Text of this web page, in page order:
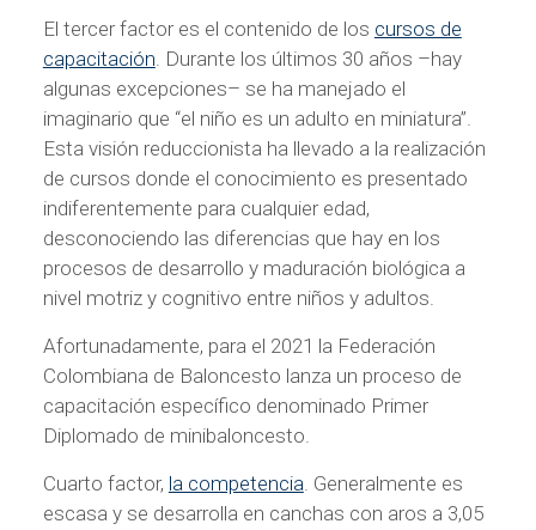
El tercer factor es el contenido de los cursos de
capacitación . Durante los últimos 30 años –hay
algunas excepciones– se ha manejado el
imaginario que “el niño es un adulto en miniatura”.
Esta visión reduccionista ha llevado a la realización
de cursos donde el conocimiento es presentado
indiferentemente para cualquier edad,
desconociendo las diferencias que hay en los
procesos de desarrollo y maduración biológica a
nivel motriz y cognitivo entre niños y adultos.
Afortunadamente, para el 2021 la Federación
Colombiana de Baloncesto lanza un proceso de
capacitación específico denominado Primer
Diplomado de minibaloncesto.
Cuarto factor, la competencia. Generalmente es
escasa y se desarrolla en canchas con aros a 3,05